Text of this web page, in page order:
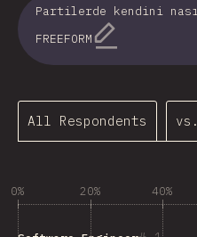
Partilerde kendini
FREEFORM
All Respondents
0% 20% 40%